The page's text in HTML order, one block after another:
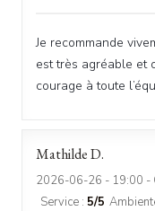
Je recommande
est très agréable et
courage à toute
MathildeD
2026-06-26 - 19:00 -
Service : 5/5